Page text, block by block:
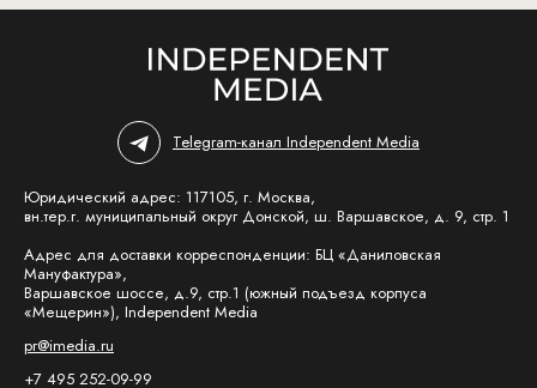
Telegram-канал Independent Media
Юридический адрес: 117105, г. Москва,
вн.тер.г. муниципальный округ Донской, ш. Варшавское, д. 9, стр. 1
Адрес для доставки корреспонденции: БЦ «Даниловская
Мануфактура»,
Варшавское шоссе, д.9, стр.1 (южный подъезд корпуса
«Мещерин»), Independent Media
pr@imedia.ru
+7 495 252-09-99